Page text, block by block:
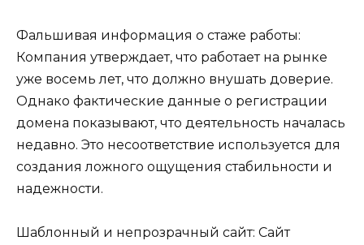
Фальшивая информация о стаже работы:
Компания утверждает, что работает на рынке
уже восемь лет, что должно внушать доверие.
Однако фактические данные о регистрации
домена показывают, что деятельность началась
недавно. Это несоответствие используется для
создания ложного ощущения стабильности и
надежности.
Шаблонный и непрозрачный сайт: Сайт